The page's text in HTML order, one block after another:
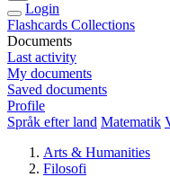
Login
Flashcards Collections
Documents
Last activity
My documents
Saved documents
Profile
Språk efter land Matematik
Arts & Humanities
Filosofi